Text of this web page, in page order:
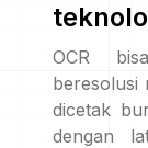
OCR
beresolusi
dicetak
dengan